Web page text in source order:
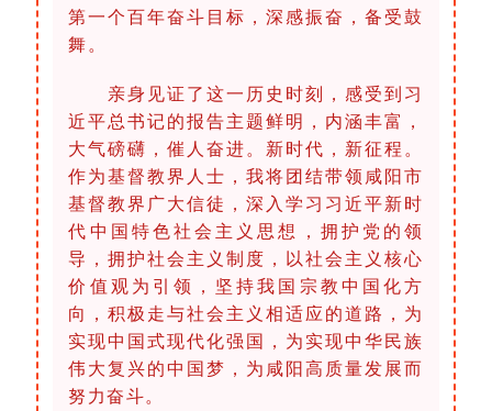
第一个百年奋斗目标，深感振奋，备受鼓
舞。
亲身见证了这一历史时刻，感受到习
近平总书记的报告主题鲜明，内涵丰富，
大气磅礴，催人奋进。新时代，新征程。
作为基督教界人士，我将团结带领咸阳市
基督教界广大信徒，深入学习习近平新时
代中国特色社会主义思想，拥护党的领
导，拥护社会主义制度，以社会主义核心
价值观为引领，坚持我国宗教中国化方
向，积极走与社会主义相适应的道路，为
实现中国式现代化强国，为实现中华民族
伟大复兴的中国梦，为咸阳高质量发展而
努力奋斗。